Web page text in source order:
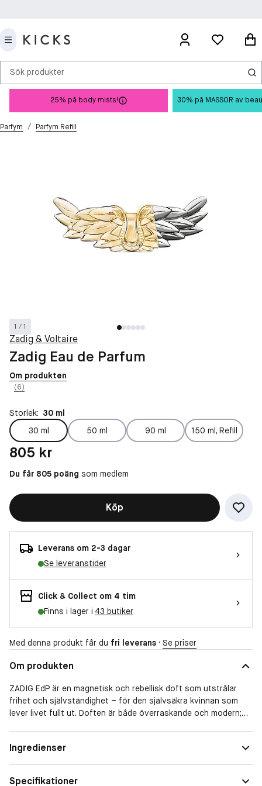
Sök produkter
25% på body mists! 30% på MASSOR av
Parfym / Parfym Refill
1 / 1
Zadig & Voltaire
Zadig Eau de Parfum
Om produkten
(6)
Storlek: 30 ml
30 ml
50 ml 90 ml
150 ml, Refill
Pris: 805 kr
805 kr
Du får 805 poäng som medlem
Köp
Leverans om 2-3 dagar
Se leveranstider
Click & Collect om 4 tim
Finns i lager i 43 butiker
Med denna produkt får du fri leverans · Se priser
Om produkten
ZADIG EdP är en magnetisk och rebellisk doft som utstrålar
frihet och självständighet – för den självsäkra kvinnan som
lever livet fullt ut. Doften är både överraskande och modern;
apelsinblomma. Basens sensuella, rostade vanilj blandas med
krämigt sandelträ för en oemotståndlig värme som dröjer sig
Ingredienser
Specifikationer